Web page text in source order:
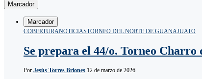
Marcador
Marcador
COBERTURANOTICIASTORNEO DEL NORTE DE GUANAJUATO
Se prepara el 44/o. Torneo
Por Jesús Torres Briones 12 de marzo de 2026